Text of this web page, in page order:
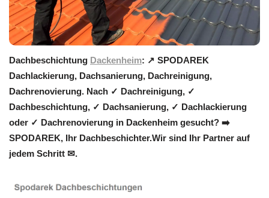
Dachbeschichtung Dackenheim: ↗️ SPODAREK
Dachlackierung, Dachsanierung, Dachreinigung,
Dachrenovierung. Nach ✓ Dachreinigung, ✓
Dachbeschichtung, ✓ Dachsanierung, ✓ Dachlackierung
oder ✓ Dachrenovierung in Dackenheim gesucht? ➡️
SPODAREK, Ihr Dachbeschichter.Wir sind Ihr Partner auf
jedem Schritt ✉.